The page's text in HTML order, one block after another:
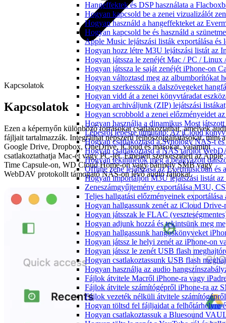
Hangeffektek és DSP használata a
Hogyan kapcsold be a zenei vizualizálót
Hogyan használd a hangeffekteket az
Hogyan kapcsold be és használd a
Apple Music lejátszási listák exportálása és
Hogyan hozz létre M3U lejátszási listát az
Hogyan játssza le zenéjét Mac / PC /
Hogyan játssza le saját zenéjét iPhone-on
Hogyan változtasd meg az albumborítókat
Hogyan szerkesszük a dalszövegeket
Hogyan vidd át a zenei könyvtáradat
Hogyan archiváljunk (ZIP) lejátszási
Hogyan scrobbold a zenei előzményeidet
Hogyan használja a dinamikus Most
Lépésről lépésre útmutató: Az iCloud
Hogyan csatlakoztasd a Synology NAS-t
Hogyan csatlakoztasd a NAS tárolót
Hogyan tekinthetők meg a beágyazott
Offline zene lejátszása az Evermusicban
Hogyan importáljon M3U lejátszási listát az
Zeneszámgyűjtemény exportálása M3U,
Teljes hallgatási előzményeinek
Hogyan hallgassunk zenét az iCloud
Hogyan játsszak le FLAC
Hogyan adjunk hozzá és tekintsünk meg
Hogyan hallgassunk hangoskönyveket
Hogyan játssz le helyi zenét az iPhone-on
Hogyan játssz le zenét USB flash
Hogyan csatlakoztassunk USB flash
Hogyan használja az audio
Fájlok átvitele Macről iPhone-ra vagy
Fájlok átvitele számítógépről iPhone-ra az
Fájlok vezeték nélküli átvitele
Hogyan töltsd fel fájljaidat a felhőtárhelyre
Hogyan csatlakoztassuk a Bluesound
Kapcsolatok
Kapcsolatok
Ezen a képernyőn különböző forrásokat csatlakoztathat, amelyek
fájljait tartalmazzák. Integrálhat népszerű felhőszolgáltatásokat, mint a
Google Drive, Dropbox, OneDrive, iCloud és másokat, valamint
csatlakoztathatja Mac-ét vagy PC-jét. Emellett szerkesztheti az Apple
Time Capsule-on, WD Cloud Home-on vagy bármely SMB vagy
WebDAV protokollt támogató NAS-on lévő audio fájlokat.